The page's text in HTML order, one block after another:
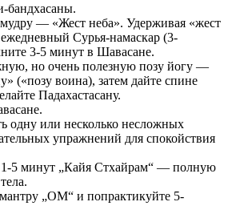
бандхасаны.
— «Жест неба». Удерживая «жест
ежедневный Сурья-намаскар (3-
3-5 минут в Шавасане.
но очень полезную позу йогу —
(«позу воина), затем дайте спине
Падахастасану.
одну или несколько несложных
упражнений для спокойствия
5 минут „Кайя Стхайрам“ — полную
„ОМ“ и попрактикуйте 5-